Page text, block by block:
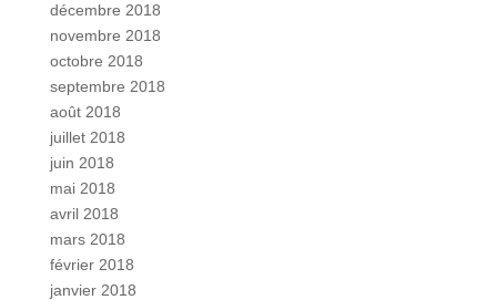
décembre 2018
novembre 2018
octobre 2018
septembre 2018
août 2018
juillet 2018
juin 2018
mai 2018
avril 2018
mars 2018
février 2018
janvier 2018